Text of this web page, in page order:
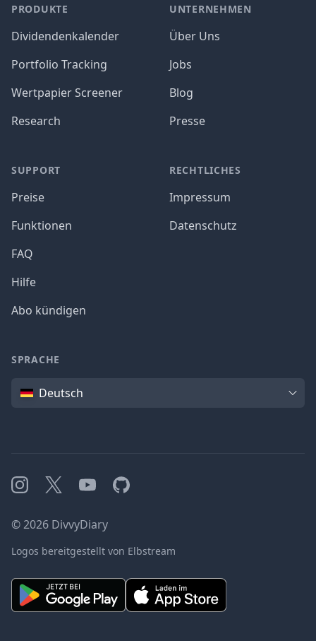
PRODUKTE
Dividendenkalender
Portfolio Tracking
Wertpapier Screener
Research
SUPPORT
Preise
Funktionen
FAQ
Hilfe
Abo kündigen
UNTERNEHMEN
Über Uns
Jobs
Blog
Presse
RECHTLICHES
Impressum
Datenschutz
SPRACHE
SpracheDeutsch
Instagram
X YouTubeGitHub
©2026 DivvyDiary
Logos bereitgestellt von Elbstream